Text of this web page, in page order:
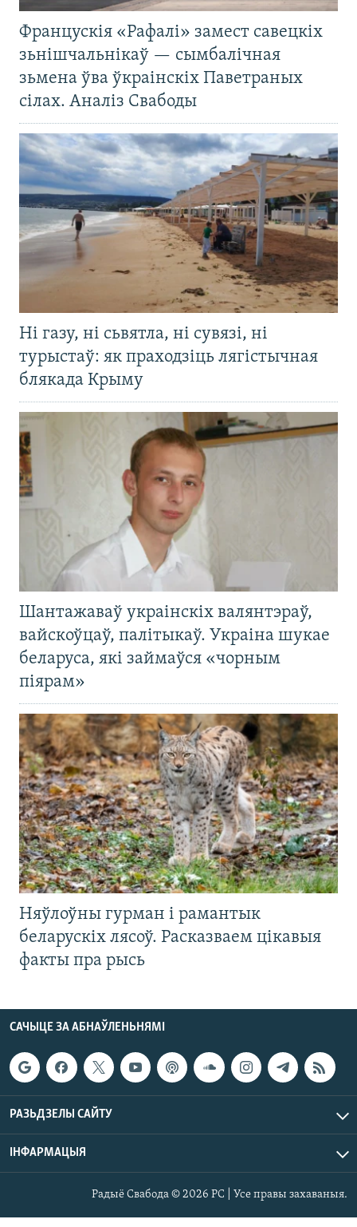
Францускія «Рафалі» замест савецкіх
зьнішчальнікаў — сымбалічная
зьмена ўва ўкраінскіх Паветраных
сілах. Аналіз Свабоды
Ні газу, ні сьвятла, ні сувязі, ні
турыстаў: як праходзіць лягістычная
блякада Крыму
Шантажаваў украінскіх валянтэраў,
вайскоўцаў, палітыкаў. Украіна шукае
беларуса, які займаўся «чорным
піярам»
Няўлоўны гурман і рамантык
беларускіх лясоў. Расказваем цікавыя
факты пра рысь
САЧЫЦЕ ЗА АБНАЎЛЕНЬНЯМІ
РАЗЬДЗЕЛЫ САЙТУ
ІНФАРМАЦЫЯ
Радыё Свабода © 2026 РС | Усе правы захаваныя.